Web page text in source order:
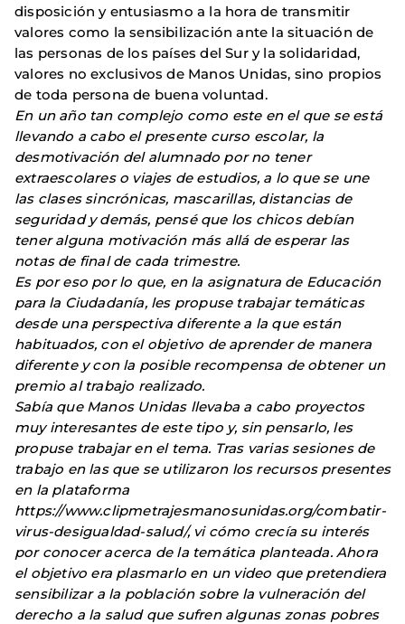
disposición y entusiasmo a la hora de transmitir
valores como la sensibilización ante la situación de
las personas de los países del Sur y la solidaridad,
valores no exclusivos de Manos Unidas, sino propios
de toda persona de buena voluntad.
En un año tan complejo como este en el que se está
llevando a cabo el presente curso escolar, la
desmotivación del alumnado por no tener
extraescolares o viajes de estudios, a lo que se une
las clases sincrónicas, mascarillas, distancias de
seguridad y demás, pensé que los chicos debían
tener alguna motivación más allá de esperar las
notas de final de cada trimestre.
Es por eso por lo que, en la asignatura de Educación
para la Ciudadanía, les propuse trabajar temáticas
desde una perspectiva diferente a la que están
habituados, con el objetivo de aprender de manera
diferente y con la posible recompensa de obtener un
premio al trabajo realizado.
Sabía que Manos Unidas llevaba a cabo proyectos
muy interesantes de este tipo y, sin pensarlo, les
propuse trabajar en el tema. Tras varias sesiones de
trabajo en las que se utilizaron los recursos presentes
en la plataforma
https://www.clipmetrajesmanosunidas.org/combatir-
virus-desigualdad-salud/, vi cómo crecía su interés
por conocer acerca de la temática planteada. Ahora
el objetivo era plasmarlo en un video que pretendiera
sensibilizar a la población sobre la vulneración del
derecho a la salud que sufren algunas zonas pobres